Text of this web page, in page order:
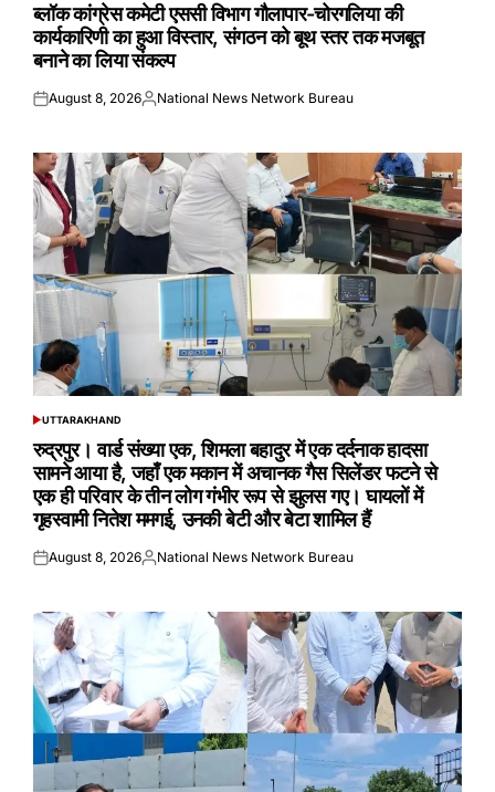
ब्लॉक कांग्रेस कमेटी एससी विभाग गौलापार-चोरगलिया की
कार्यकारिणी का हुआ विस्तार, संगठन को बूथ स्तर तक मजबूत
बनाने का लिया संकल्प
Posted
August 8, 2026Posted
National News Network Bureau
POSTED
UTTARAKHAND
रुद्रपुर। वार्ड संख्या एक, शिमला बहादुर में एक दर्दनाक हादसा
सामने आया है, जहाँ एक मकान में अचानक गैस सिलेंडर फटने से
एक ही परिवार के तीन लोग गंभीर रूप से झुलस गए। घायलों में
गृहस्वामी नितेश ममगई, उनकी बेटी और बेटा शामिल हैं
Posted
August 8, 2026Posted
National News Network Bureau